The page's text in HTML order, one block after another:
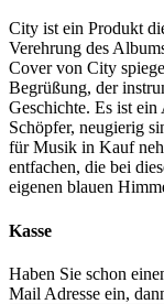
City ist ein Produkt
Verehrung des
Cover von City
Begrüßung, der
Geschichte. Es ist
Schöpfer, neugierig
für Musik in Kauf
entfachen, die bei
eigenen blauen
Kasse
Haben Sie schon
Mail Adresse ein,